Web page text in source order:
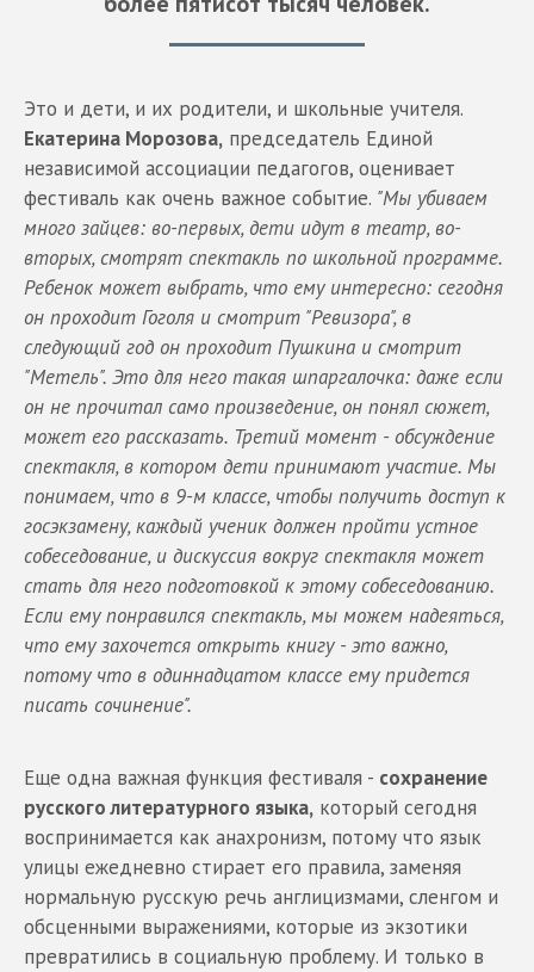
Это и дети, и их родители, и школьные учителя.
Екатерина Морозова, председатель Единой
независимой ассоциации педагогов, оценивает
фестиваль как очень важное событие. "Мы убиваем
много зайцев: во-первых, дети идут в театр, во-
вторых, смотрят спектакль по школьной программе.
Ребенок может выбрать, что ему интересно: сегодня
он проходит Гоголя и смотрит "Ревизора", в
следующий год он проходит Пушкина и смотрит
"Метель". Это для него такая шпаргалочка: даже если
он не прочитал само произведение, он понял сюжет,
может его рассказать. Третий момент - обсуждение
спектакля, в котором дети принимают участие. Мы
понимаем, что в 9-м классе, чтобы получить доступ к
госэкзамену, каждый ученик должен пройти устное
собеседование, и дискуссия вокруг спектакля может
стать для него подготовкой к этому собеседованию.
Если ему понравился спектакль, мы можем надеяться,
что ему захочется открыть книгу - это важно,
потому что в одиннадцатом классе ему придется
писать сочинение".
Еще одна важная функция фестиваля - сохранение
русского литературного языка, который сегодня
воспринимается как анахронизм, потому что язык
улицы ежедневно стирает его правила, заменяя
нормальную русскую речь англицизмами, сленгом и
обсценными выражениями, которые из экзотики
превратились в социальную проблему. И только в